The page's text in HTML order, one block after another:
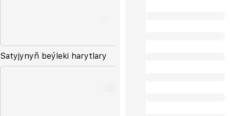
Satyjynyň beýleki harytlary